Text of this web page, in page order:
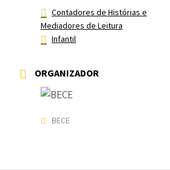
Contadores de Histórias e
Mediadores de Leitura
Infantil
ORGANIZADOR
BECE